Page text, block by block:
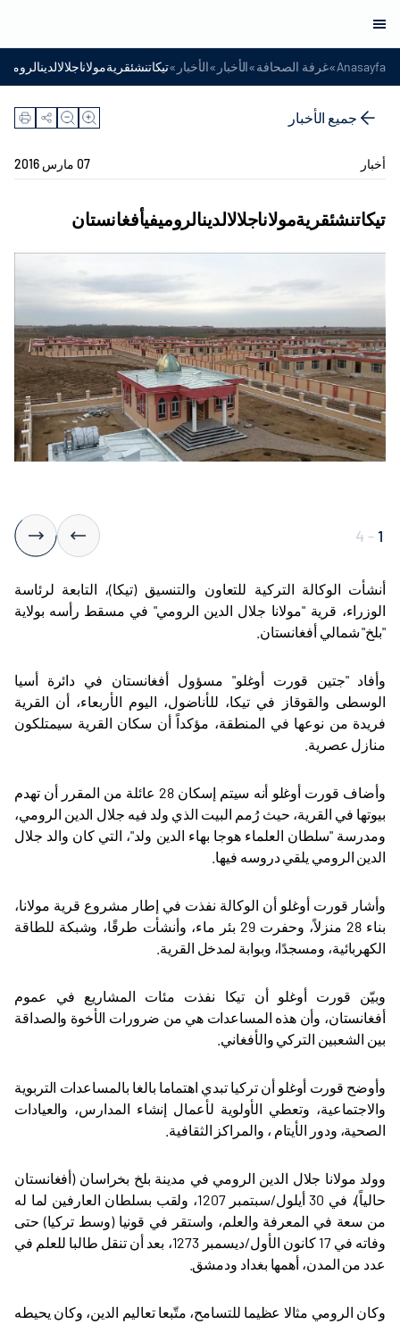
Anasayfa
»غرفة الصحافة»الأخبار »الأخبار »
جميع الأخبار
أخبار 07 مارس 2016
تيكاتنشئقريةمولاناجلالالدينالروميفيأفغانستان
1
-
4
أنشأت الوكالة التركية للتعاون والتنسيق (تيكا)، التابعة لرئاسة
الوزراء، قرية "مولانا جلال الدين الرومي" في مسقط رأسه بولاية
"بلخ" شمالي أفغانستان.
وأفاد "جتين قورت أوغلو" مسؤول أفغانستان في دائرة أسيا
الوسطى والقوقاز في تيكا، للأناضول، اليوم الأربعاء، أن القرية
فريدة من نوعها في المنطقة، مؤكداً أن سكان القرية سيمتلكون
منازل عصرية.
وأضاف قورت أوغلو أنه سيتم إسكان 28 عائلة من المقرر أن تهدم
بيوتها في القرية، حيث رُمم البيت الذي ولد فيه جلال الدين الرومي،
ومدرسة "سلطان العلماء هوجا بهاء الدين ولد"، التي كان والد جلال
الدين الرومي يلقي دروسه فيها.
وأشار قورت أوغلو أن الوكالة نفذت في إطار مشروع قرية مولانا،
بناء 28 منزلاً، وحفرت 29 بئر ماء، وأنشأت طرقًا، وشبكة للطاقة
الكهربائية، ومسجدًا، وبوابة لمدخل القرية.
وبيّن قورت أوغلو أن تيكا نفذت مئات المشاريع في عموم
أفغانستان، وأن هذه المساعدات هي من ضرورات الأخوة والصداقة
بين الشعبين التركي والأفغاني.
وأوضح قورت أوغلو أن تركيا تبدي اهتماما بالغا بالمساعدات التربوية
والاجتماعية، وتعطي الأولوية لأعمال إنشاء المدارس، والعيادات
الصحية، ودور الأيتام ، والمراكز الثقافية.
وولد مولانا جلال الدين الرومي في مدينة بلخ بخراسان (أفغانستان
حالياً)، في 30 أيلول/سبتمبر 1207، ولقب بسلطان العارفين لما له
من سعة في المعرفة والعلم، واستقر في قونيا (وسط تركيا) حتى
وفاته في 17 كانون الأول/ديسمبر 1273، بعد أن تنقل طالبا للعلم في
عدد من المدن، أهمها بغداد ودمشق.
وكان الرومي مثالا عظيما للتسامح، متّبعا تعاليم الدين، وكان يحيطه